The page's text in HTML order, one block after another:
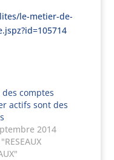
le-metier-de-
des comptes
actifs sont des
2014